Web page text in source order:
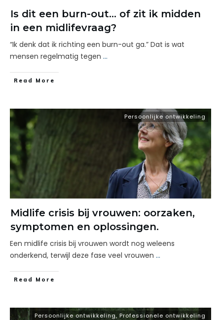
Is dit een burn-out… of zit ik midden
in een midlifevraag?
“Ik denk dat ik richting een burn-out ga.” Dat is wat
mensen regelmatig tegen ...
Read More
Persoonlijke ontwikkeling
Midlife crisis bij vrouwen: oorzaken,
symptomen en oplossingen.
Een midlife crisis bij vrouwen wordt nog weleens
onderkend, terwijl deze fase veel vrouwen ...
Read More
Persoonlijke ontwikkeling, Professionele ontwikkeling